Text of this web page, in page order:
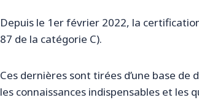
Depuis le 1er février 2022, la
87 de la catégorie C).
Ces dernières sont tirées d’une base
les connaissances indispensables et les